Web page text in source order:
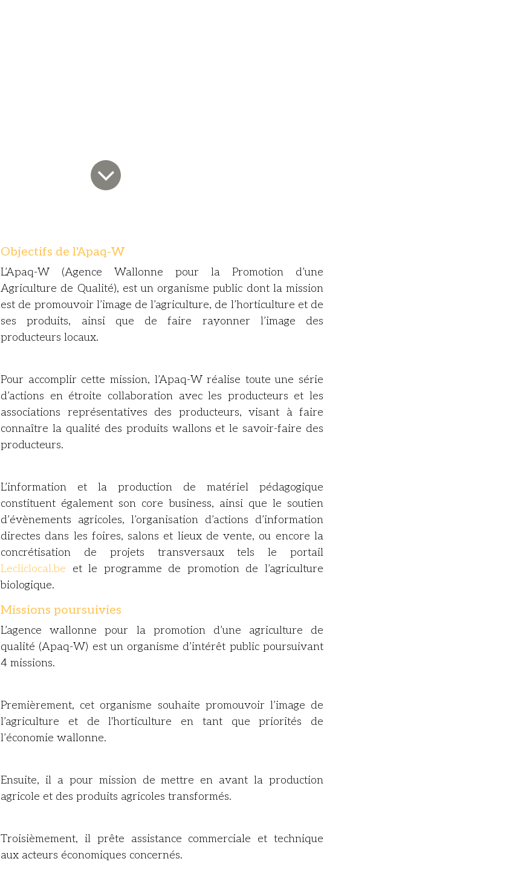
Objectifs de l'Apaq-W
L’Apaq-W (Agence Wallonne pour la Promotion d’une
Agriculture de Qualité), est un organisme public dont la mission
est de promouvoir l’image de l’agriculture, de l’horticulture et de
ses produits, ainsi que de faire rayonner l’image des
producteurs locaux.
Pour accomplir cette mission, l’Apaq-W réalise toute une série
d’actions en étroite collaboration avec les producteurs et les
associations représentatives des producteurs, visant à faire
connaître la qualité des produits wallons et le savoir-faire des
producteurs.
L’information et la production de matériel pédagogique
constituent également son core business, ainsi que le soutien
d’évènements agricoles, l’organisation d’actions d’information
directes dans les foires, salons et lieux de vente, ou encore la
concrétisation de projets transversaux tels le portail
Lecliclocal.be et le programme de promotion de l’agriculture
biologique.
Missions poursuivies
L’agence wallonne pour la promotion d’une agriculture de
qualité (Apaq-W) est un organisme d’intérêt public poursuivant
4 missions.
Premièrement, cet organisme souhaite promouvoir l’image de
l’agriculture et de l'horticulture en tant que priorités de
l’économie wallonne.
Ensuite, il a pour mission de mettre en avant la production
agricole et des produits agricoles transformés.
Troisièmement, il prête assistance commerciale et technique
aux acteurs économiques concernés.